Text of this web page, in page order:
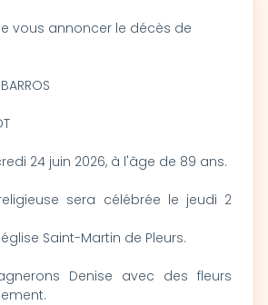
vous annoncer le décès de
24 juin 2026, à l'âge de 89 ans.
sera célébrée le jeudi 2
Saint-Martin de Pleurs.
Denise avec des fleurs